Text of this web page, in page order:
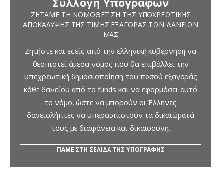
ΖΗΤΆΜΕ ΤΗ ΝΟΜΟΘΈΤΙΣΗ ΤΗΣ ΥΠΟΧΡΕΩΤΙΚΉΣ
ΑΠΟΚΆΛΥΨΗΣ ΤΗΣ ΤΙΜΉΣ ΕΞΑΓΟΡΆΣ ΤΩΝ ΔΑΝΕΊΩΝ
ΜΑΣ
Ζητήστε και εσείς από την ελληνική κυβέρνηση να
θεσπιστεί άμεσα νόμος που θα επιβάλλει την
υποχρεωτική δημοσιοποίηση του ποσού εξαγοράς
κάθε δανείου από τα funds και να εφαρμόσει αυτό
το νόμο, ώστε να μπορούν οι Έλληνες
δανειολήπτες να υπερασπιστούν τα δικαιώματά
τους με διαφάνεια και δικαιοσύνη.
ΠΑΜΕ ΣΤΗ ΣΕΛΙΔΑ ΤΗΣ ΥΠΟΓΡΑΦΗΣ